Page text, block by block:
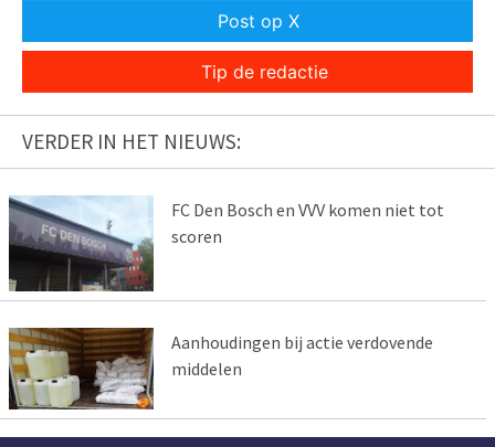
Post op X
Tip de redactie
VERDER IN HET NIEUWS:
FC Den Bosch en VVV komen niet tot
scoren
Aanhoudingen bij actie verdovende
middelen